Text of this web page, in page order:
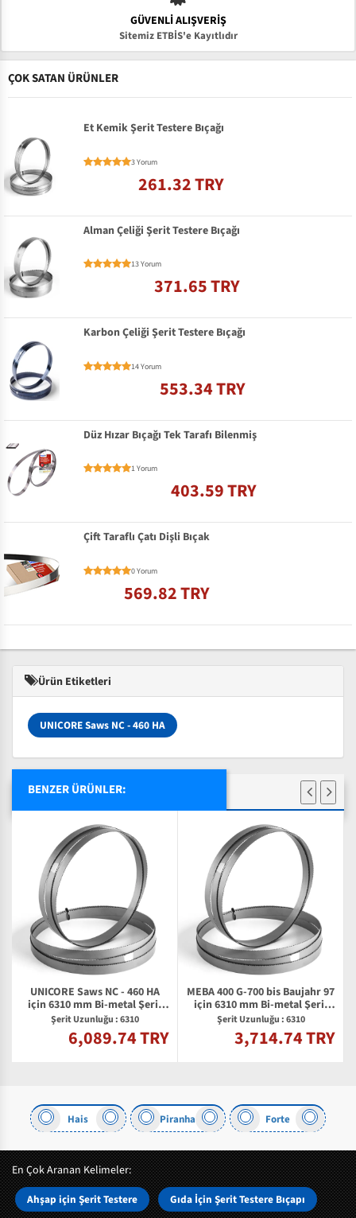
GÜVENLI ALIŞVERIŞ
Sitemiz ETBİS'e Kayıtlıdır
ÇOK SATAN ÜRÜNLER
Et Kemik Şerit Testere Bıçağı
3 Yorum
261.32 TRY
Alman Çeliği Şerit Testere Bıçağı
13 Yorum
371.65 TRY
Karbon Çeliği Şerit Testere Bıçağı
14 Yorum
553.34 TRY
Düz Hızar Bıçağı Tek Tarafı Bilenmiş
1 Yorum
403.59 TRY
Çift Taraflı Çatı Dişli Bıçak
0 Yorum
569.82 TRY
Ürün Etiketleri
UNICORE Saws NC - 460 HA
BENZER ÜRÜNLER:
UNICORE Saws NC - 460 HA
için 6310 mm Bi-metal Şerit
Testere Bıçağı
Şerit Uzunluğu : 6310
6,089.74 TRY
MEBA 400 G-700 bis Baujahr 97
için 6310 mm Bi-metal Şerit
Testere Bıçağı
Şerit Uzunluğu : 6310
3,714.74 TRY
Hais Piranha Forte
En Çok Aranan Kelimeler:
Ahşap için Şerit Testere Gıda İçin Şerit Testere Bıçapı